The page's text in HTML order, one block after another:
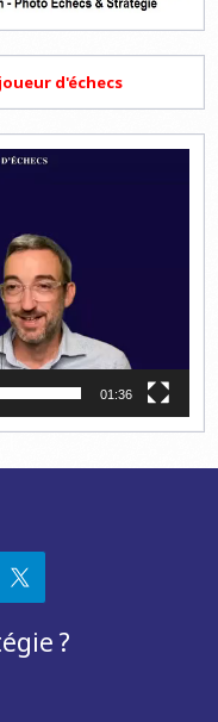
d'échecs
01:36
?